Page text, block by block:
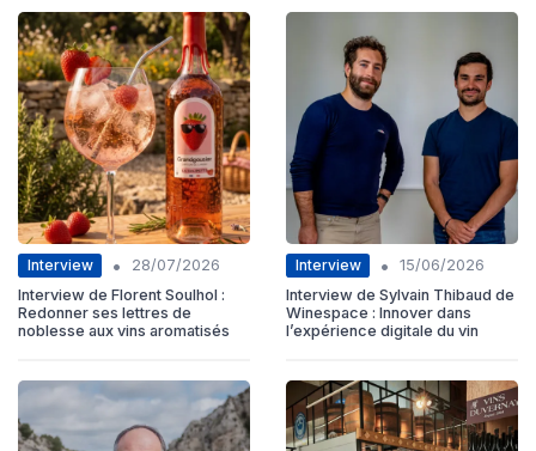
Interview •
28/07/2026
Interview de Florent Soulhol :
Redonner ses lettres de
noblesse aux vins aromatisés
Interview •
15/06/2026
Interview de Sylvain Thibaud de
Winespace : Innover dans
l’expérience digitale du vin